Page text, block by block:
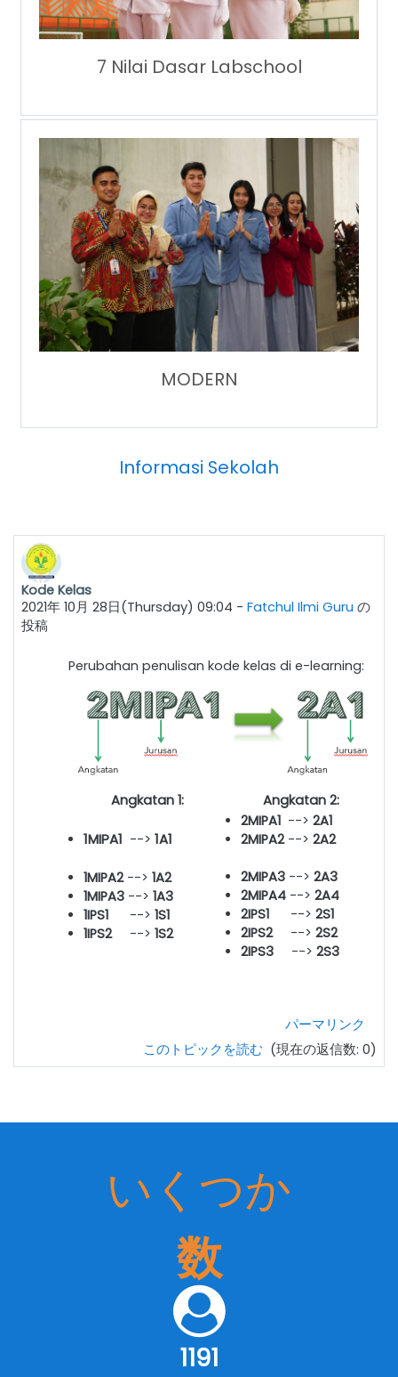
7 Nilai Dasar Labschool
MODERN
Informasi Sekolah
Kode Kelas
2021年 10月 28日(Thursday) 09:04 - Fatchul Ilmi Guru の
投稿
Perubahan penulisan kode kelas di e-learning:
Angkatan 1: Angkatan 2:
1MIPA1 --> 1A1
1MIPA2 --> 1A2
1MIPA3 --> 1A3
1IPS1 --> 1S1
1IPS2
--> 1S2
2MIPA1 --> 2A1
2MIPA2 --> 2A2
2MIPA3 --> 2A3
2MIPA4 --> 2A4
2IPS1 --> 2S1
2IPS2--> 2S2
2IPS3
--> 2S3
パーマリンク
このトピックを読む (現在の返信数: 0)
いくつか
数
1191